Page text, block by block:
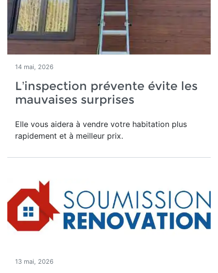
14 mai, 2026
L’inspection prévente évite les
mauvaises surprises
Elle vous aidera à vendre votre habitation plus
rapidement et à meilleur prix.
13 mai, 2026